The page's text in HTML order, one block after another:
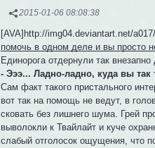
2015-01-06 08:08:38
[AVA]http://img04.deviantart.net/
помочь в одном деле и вы просто
Единорога отдернули так
- Эээ... Ладно-ладно, куда вы так
Сам факт такого пристального
вот так на помощь не ведут, в
сковать без лишнего шума. Грей
выволокли к Твайлайт и куче
слабый отголосок ощущения, что